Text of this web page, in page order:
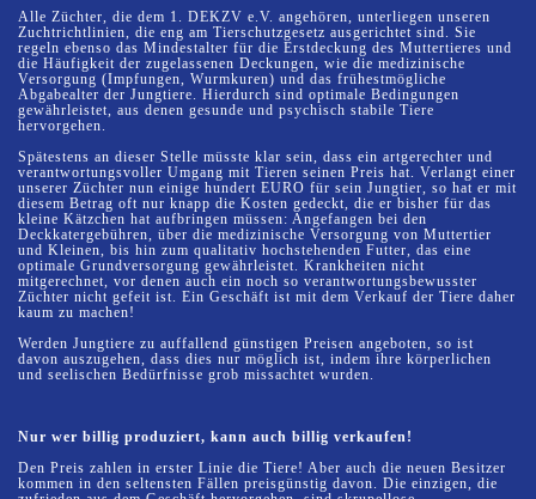
Alle Züchter, die dem 1. DEKZV e.V. angehören, unterliegen unseren
Zuchtrichtlinien, die eng am Tierschutzgesetz ausgerichtet sind. Sie
regeln ebenso das Mindestalter für die Erstdeckung des Muttertieres und
die Häufigkeit der zugelassenen Deckungen, wie die medizinische
Versorgung (Impfungen, Wurmkuren) und das frühestmögliche
Abgabealter der Jungtiere. Hierdurch sind optimale Bedingungen
gewährleistet, aus denen gesunde und psychisch stabile Tiere
hervorgehen.
Spätestens an dieser Stelle müsste klar sein, dass ein artgerechter und
verantwortungsvoller Umgang mit Tieren seinen Preis hat. Verlangt einer
unserer Züchter nun einige hundert EURO für sein Jungtier, so hat er mit
diesem Betrag oft nur knapp die Kosten gedeckt, die er bisher für das
kleine Kätzchen hat aufbringen müssen: Angefangen bei den
Deckkatergebühren, über die medizinische Versorgung von Muttertier
und Kleinen, bis hin zum qualitativ hochstehenden Futter, das eine
optimale Grundversorgung gewährleistet. Krankheiten nicht
mitgerechnet, vor denen auch ein noch so verantwortungsbewusster
Züchter nicht gefeit ist. Ein Geschäft ist mit dem Verkauf der Tiere daher
kaum zu machen!
Werden Jungtiere zu auffallend günstigen Preisen angeboten, so ist
davon auszugehen, dass dies nur möglich ist, indem ihre körperlichen
und seelischen Bedürfnisse grob missachtet wurden.
Nur wer billig produziert, kann auch billig verkaufen!
Den Preis zahlen in erster Linie die Tiere! Aber auch die neuen Besitzer
kommen in den seltensten Fällen preisgünstig davon. Die einzigen, die